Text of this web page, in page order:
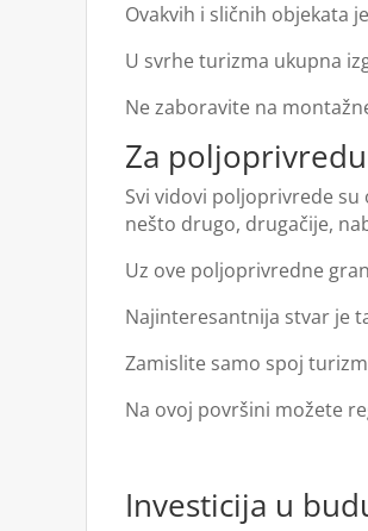
Ovakvih i sličnih objekata
U svrhe turizma ukupna
Ne zaboravite na
Za poljoprivredu
Svi vidovi poljoprivrede
nešto drugo, drugačije,
Uz ove poljoprivredne
Najinteresantnija stvar je
Zamislite samo spoj
Na ovoj površini možete
Investicija u